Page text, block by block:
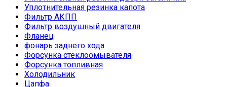
Уплотнительная резинка капота
Фильтр АКПП
Фильтр воздушный двигателя
Фланец
фонарь заднего хода
Форсунка стеклоомывателя
Форсунка топливная
Холодильник
Цапфа